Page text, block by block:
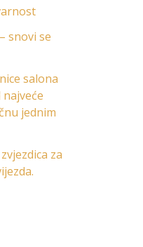
snovi se
salona
najveće
jednim
za